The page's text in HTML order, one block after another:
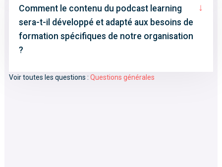
Comment le contenu du podcast learning
sera-t-il développé et adapté aux besoins de
formation spécifiques de notre organisation
?
↓
Voir toutes les questions : Questions générales